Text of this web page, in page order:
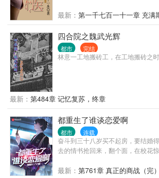
最新： 第一千七百一十一章 充满
四合院之魏武光辉
都市 完结
林意一工地搬砖工，在工地搬砖之
最新： 第484章 记忆复苏，终章
都重生了谁谈恋爱啊
都市 连载
奋斗到三十八岁买不起房，要结婚
去的情书抢回来，翻个面，在校花
最新： 第761章 真正的商战（完）